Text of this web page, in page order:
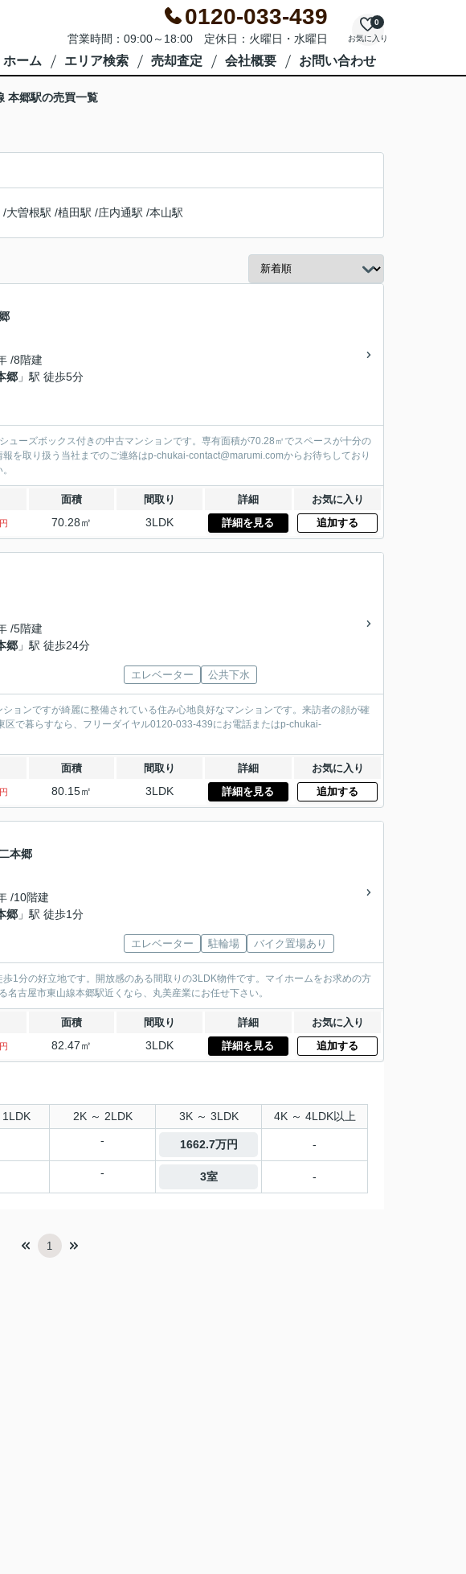
0120-033-439
営業時間：09:00～18:00 定休日：火曜日・水曜日 お気に入り
0
ホーム エリア検索 売却査定 会社概要 お問い合わせ
本郷駅の売買一覧
/大曽根駅 /植田駅 /庄内通駅 /本山駅
/8階建
郷 」駅 徒歩5分
ューズボックス付きの中古マンションです。専有面積が70.28㎡でスペースが十分の
を取り扱う当社までのご連絡はp-chukai-contact@marumi.comからお待ちしており
面積 間取り 詳細 お気に入り
70.28㎡ 3LDK 詳細を見る 追加する
/5階建
郷 」駅 徒歩24分
エレベーター 公共下水
ョンですが綺麗に整備されている住み心地良好なマンションです。来訪者の顔が確
で暮らすなら、フリーダイヤル0120-033-439にお電話またはp-chukai-
面積 間取り 詳細 お気に入り
80.15㎡ 3LDK 詳細を見る 追加する
本郷
/10階建
郷 」駅 徒歩1分
エレベーター 駐輪場 バイク置場あり
1分の好立地です。開放感のある間取りの3LDK物件です。マイホームをお求めの方
古屋市東山線本郷駅近くなら、丸美産業にお任せ下さい。
面積 間取り 詳細 お気に入り
82.47㎡ 3LDK 詳細を見る 追加する
1LDK 2K ～ 2LDK 3K ～ 3LDK 4K ～ 4LDK以上
- 1662.7万円 -
- 3室 -
1